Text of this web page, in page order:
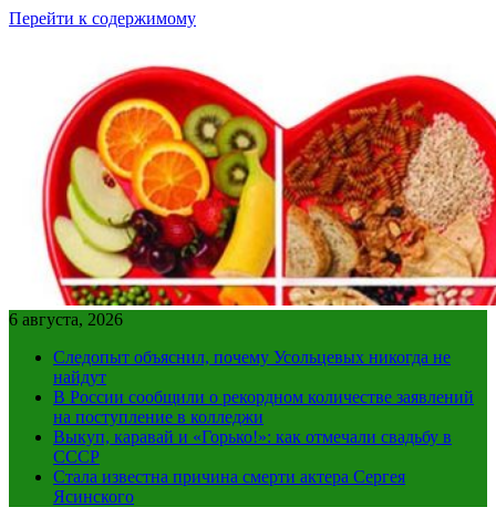
Перейти к содержимому
6 августа, 2026
Следопыт объяснил, почему Усольцевых никогда не
найдут
В России сообщили о рекордном количестве заявлений
на поступление в колледжи
Выкуп, каравай и «Горько!»: как отмечали свадьбу в
СССР
Стала известна причина смерти актера Сергея
Ясинского